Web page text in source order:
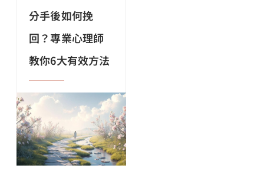
分手後如何挽
回？專業心理師
教你6大有效方法